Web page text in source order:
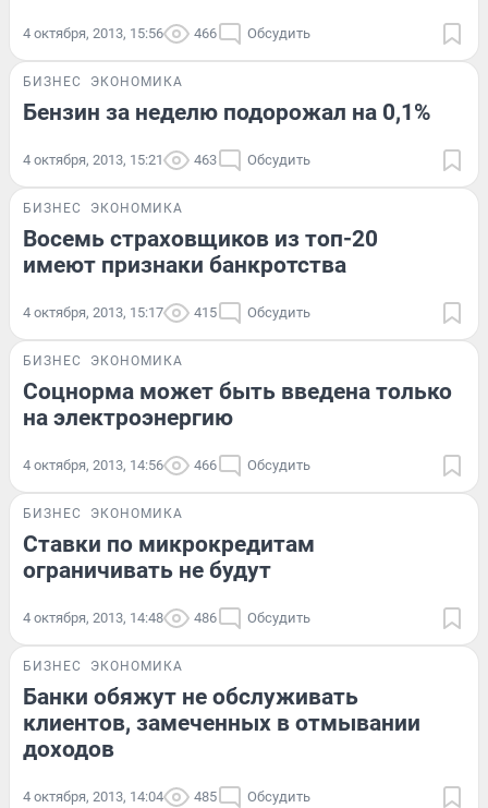
4 октября, 2013, 15:56 466 Обсудить
БИЗНЕС ЭКОНОМИКА
Бензин за неделю подорожал на 0,1%
4 октября, 2013, 15:21 463 Обсудить
БИЗНЕС ЭКОНОМИКА
Восемь страховщиков из топ-20
имеют признаки банкротства
4 октября, 2013, 15:17 415 Обсудить
БИЗНЕС ЭКОНОМИКА
Соцнорма может быть введена только
на электроэнергию
4 октября, 2013, 14:56 466 Обсудить
БИЗНЕС ЭКОНОМИКА
Ставки по микрокредитам
ограничивать не будут
4 октября, 2013, 14:48 486 Обсудить
БИЗНЕС ЭКОНОМИКА
Банки обяжут не обслуживать
клиентов, замеченных в отмывании
доходов
4 октября, 2013, 14:04 485 Обсудить